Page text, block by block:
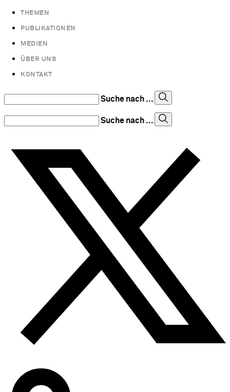
THEMEN
PUBLIKATIONEN
MEDIEN
ÜBER UNS
KONTAKT
Suche nach ...
Suche nach ...